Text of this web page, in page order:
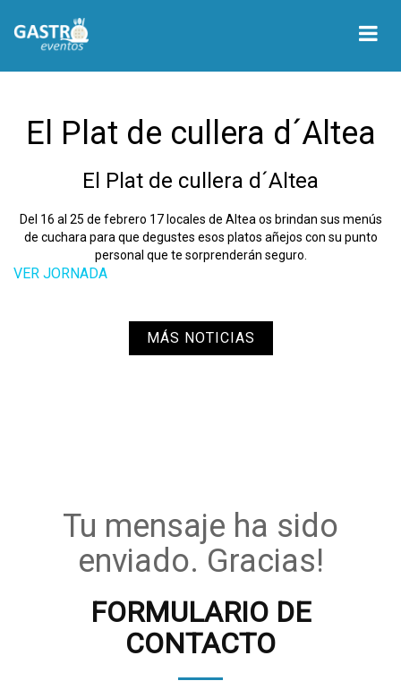
El Plat de cullera d´Altea
El Plat de cullera d´Altea
Del 16 al 25 de febrero 17 locales de Altea os brindan sus menús
de cuchara para que degustes esos platos añejos con su punto
personal que te sorprenderán seguro.
VER JORNADA
MÁS NOTICIAS
Tu mensaje ha sido
enviado. Gracias!
FORMULARIO DE
CONTACTO